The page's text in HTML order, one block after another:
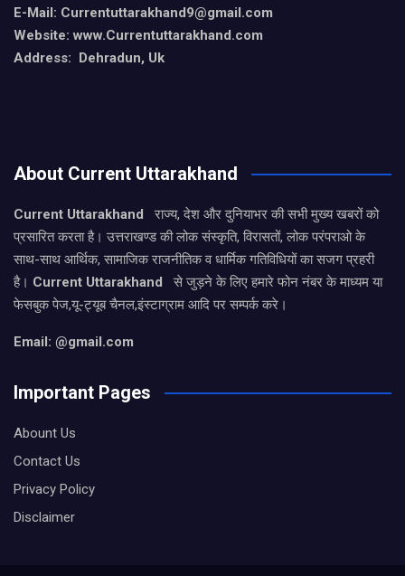
E-Mail: Currentuttarakhand9@gmail.com
Website: www.Currentuttarakhand.com
Address: Dehradun, Uk
About Current Uttarakhand
Current Uttarakhand
राज्य, देश और दुनियाभर की सभी मुख्य खबरों को
प्रसारित करता है। उत्तराखण्ड की लोक संस्कृति, विरासतों, लोक परंपराओ के
साथ-साथ आर्थिक, सामाजिक राजनीतिक व धार्मिक गतिविधियों का सजग प्रहरी
है। Current Uttarakhand
से जुड़ने के लिए हमारे फोन नंबर के माध्यम या
फेसबुक पेज,यू-ट्यूब चैनल,इंस्टाग्राम आदि पर सम्पर्क करे।
Email: @gmail.com
Important Pages
Abount Us
Contact Us
Privacy Policy
Disclaimer